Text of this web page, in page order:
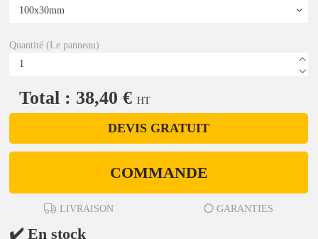
Quantité (Le panneau)
Total : 38,40 € HT
DEVIS GRATUIT
COMMANDE
LIVRAISON GARANTIES
✔️ En stock